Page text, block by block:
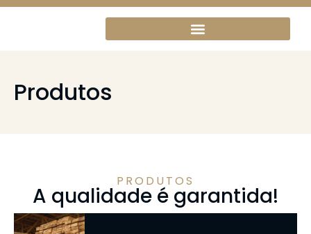
Produtos
PRODUTOS
A qualidade é garantida!